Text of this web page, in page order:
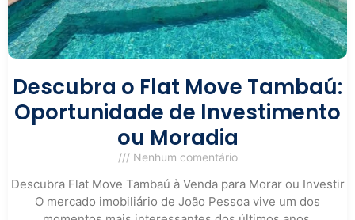
Descubra o Flat Move Tambaú:
Oportunidade de Investimento
ou Moradia
Nenhum comentário
Descubra Flat Move Tambaú à Venda para Morar ou Investir
O mercado imobiliário de João Pessoa vive um dos